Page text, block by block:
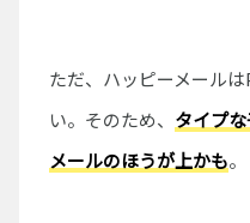
ただ、ハッピーメール
い。そのため、 タイプ
メールのほうが上かも。